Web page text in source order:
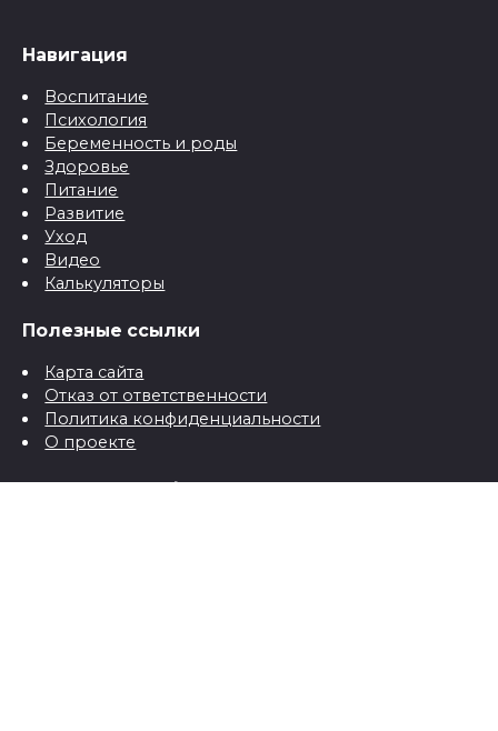
Навигация
Воспитание
Психология
Беременность и роды
Здоровье
Питание
Развитие
Уход
Видео
Калькуляторы
Полезные ссылки
Карта сайта
Отказ от ответственности
Политика конфиденциальности
О проекте
Контактная информация